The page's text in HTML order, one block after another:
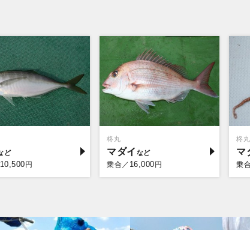
10,500円
柊丸
マダイ
乗合／ 16,000円
柊丸
マ
乗